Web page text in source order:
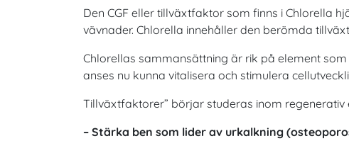
Den CGF eller tillväxtfaktor som finns i Chlorella
vävnader. Chlorella innehåller den berömda
Chlorellas sammansättning är rik på element
anses nu kunna vitalisera och stimulera
Tillväxtfaktorer” börjar studeras inom
– Stärka ben som lider av urkalkning